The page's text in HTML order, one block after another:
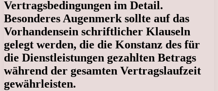
Vertragsbedingungen im Detail.
Besonderes Augenmerk sollte auf das
Vorhandensein schriftlicher Klauseln
gelegt werden, die die Konstanz des für
die Dienstleistungen gezahlten Betrags
während der gesamten Vertragslaufzeit
gewährleisten.